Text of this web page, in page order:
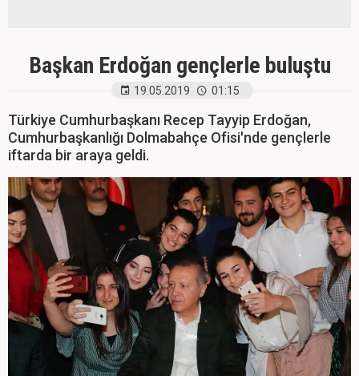
Başkan Erdoğan gençlerle buluştu
19.05.2019 01:15
Türkiye Cumhurbaşkanı Recep Tayyip Erdoğan,
Cumhurbaşkanlığı Dolmabahçe Ofisi'nde gençlerle
iftarda bir araya geldi.